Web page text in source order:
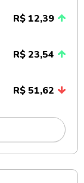
R$ 12,39
R$ 23,54
R$ 51,62